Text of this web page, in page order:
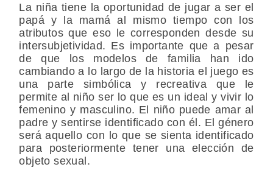
La niña tiene la oportunidad de jugar a ser el
papá y la mamá al mismo tiempo con los
atributos que eso le corresponden desde su
intersubjetividad. Es importante que a pesar
de que los modelos de familia han ido
cambiando a lo largo de la historia el juego es
una parte simbólica y recreativa que le
permite al niño ser lo que es un ideal y vivir lo
femenino y masculino. El niño puede amar al
padre y sentirse identificado con él. El género
será aquello con lo que se sienta identificado
para posteriormente tener una elección de
objeto sexual.